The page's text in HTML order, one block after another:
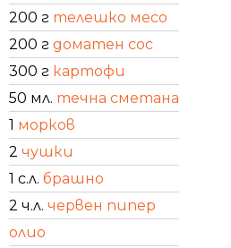
200 г телешко месо
200 г доматен сос
300 г картофи
50 мл. течна сметана
1 морков
2 чушки
1 с.л. брашно
2 ч.л. червен пипер
олио